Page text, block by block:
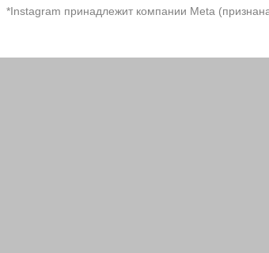
*Instagram принадлежит компании Meta